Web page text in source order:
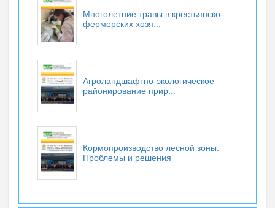
Многолетние травы в крестьянско-
фермерских хозя...
Агроландшафтно-экологическое
районирование прир...
Кормопроизводство лесной зоны.
Проблемы и решения